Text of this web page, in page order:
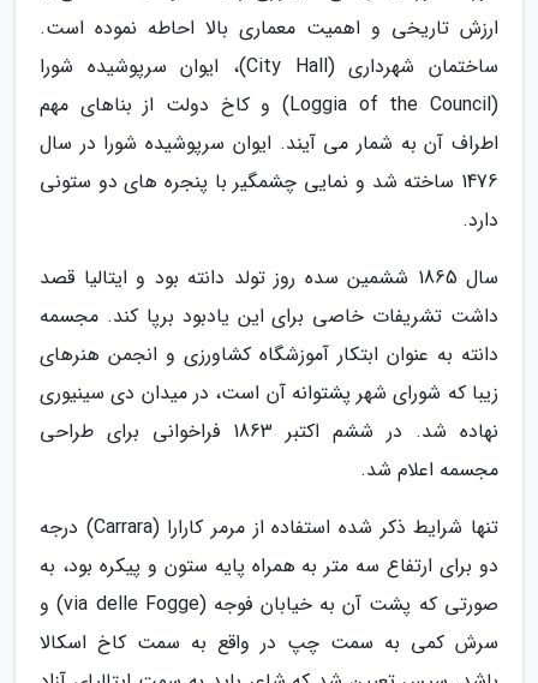
ارزش تاریخی و اهمیت معماری بالا احاطه نموده است.
ساختمان شهرداری (City Hall)، ایوان سرپوشیده شورا
(Loggia of the Council) و کاخ دولت از بناهای مهم
اطراف آن به شمار می آیند. ایوان سرپوشیده شورا در سال
1476 ساخته شد و نمایی چشمگیر با پنجره های دو ستونی
دارد.
سال 1865 ششمین سده روز تولد دانته بود و ایتالیا قصد
داشت تشریفات خاصی برای این یادبود برپا کند. مجسمه
دانته به عنوان ابتکار آموزشگاه کشاورزی و انجمن هنرهای
زیبا که شورای شهر پشتوانه آن است، در میدان دی سینیوری
نهاده شد. در ششم اکتبر 1863 فراخوانی برای طراحی
مجسمه اعلام شد.
تنها شرایط ذکر شده استفاده از مرمر کارارا (Carrara) درجه
دو برای ارتفاع سه متر به همراه پایه ستون و پیکره بود، به
صورتی که پشت آن به خیابان فوجه (via delle Fogge) و
سرش کمی به سمت چپ در واقع به سمت کاخ اسکالا